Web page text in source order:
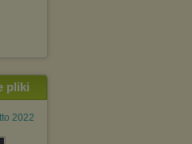
pliki
2022